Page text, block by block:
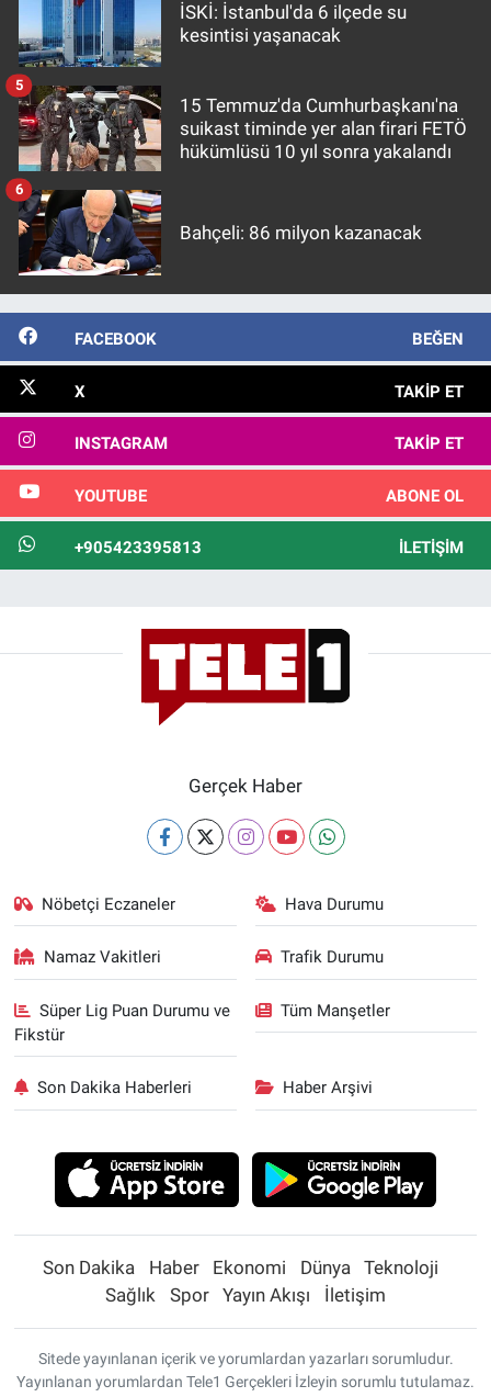
İSKİ: İstanbul'da 6 ilçede su
kesintisi yaşanacak
15 Temmuz'da Cumhurbaşkanı'na
suikast timinde yer alan firari FETÖ
hükümlüsü 10 yıl sonra yakalandı
5
Bahçeli: 86 milyon kazanacak
6
FACEBOOK BEĞEN
X TAKIP ET
INSTAGRAM TAKIP ET
YOUTUBE ABONE OL
+905423395813 İLETIŞIM
Gerçek Haber
Nöbetçi Eczaneler Hava Durumu
Namaz Vakitleri Trafik Durumu
Süper Lig Puan Durumu ve
Fikstür
Tüm Manşetler
Son Dakika Haberleri Haber Arşivi
Son Dakika Haber Ekonomi Dünya
Teknoloji
Sağlık
Spor Yayın Akışı İletişim
Sitede yayınlanan içerik ve yorumlardan yazarları sorumludur.
Yayınlanan yorumlardan Tele1 Gerçekleri İzleyin sorumlu tutulamaz.